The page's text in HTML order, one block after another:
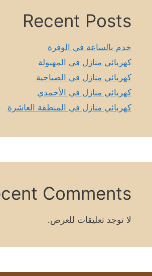
Recent Posts
خدم بالساعة في الوفرة
كهربائي منازل في المهبولة
كهربائي منازل في الصباحية
كهربائي منازل في الأحمدي
كهربائي منازل في المنطقة العاشرة
Comments
لا توجد تعليقات للعرض.